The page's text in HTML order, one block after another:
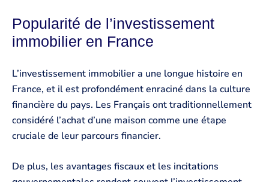
Popularité de l’investissement
immobilier en France
L’investissement immobilier a une longue histoire en
France, et il est profondément enraciné dans la culture
financière du pays. Les Français ont traditionnellement
considéré l’achat d’une maison comme une étape
cruciale de leur parcours financier.
De plus, les avantages fiscaux et les incitations